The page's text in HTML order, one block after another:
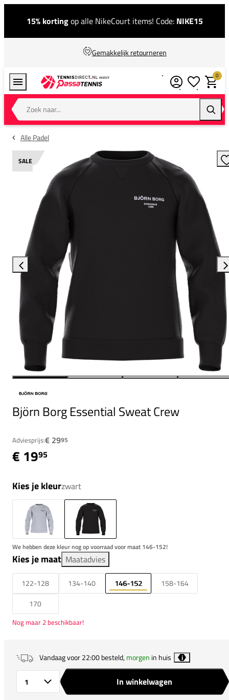
15% kortingop alle NikeCourt items! Code: NIKE15
Gemakkelijk retourneren
Zoek naar...
0
Alle Padel
SALE
Björn Borg Essential Sweat Crew
Adviesprijs:€ 2995
€ 1995
Kies je kleurzwart
We hebben deze kleur nog op voorraad voor maat 146-152!
Kies je maat Maatadvies
122-128 134-140 146-152
158-164
170
Nog maar 2 beschikbaar!
Vandaag voor 22:00 besteld,morgen in huis i
In winkelwagen